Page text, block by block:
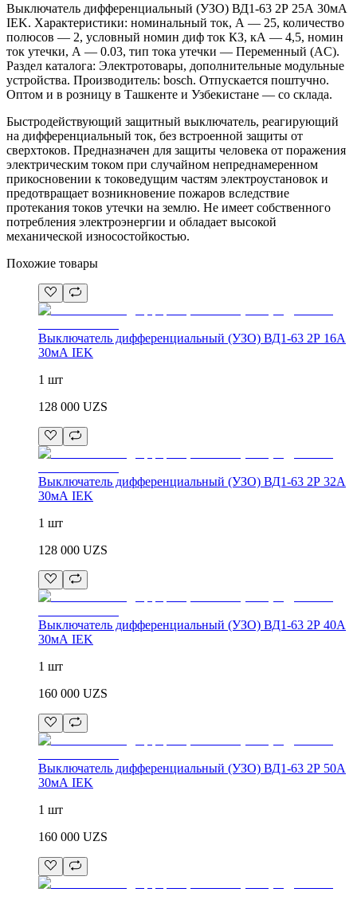
Выключатель дифференциальный (УЗО) ВД1-63 2Р 25А 30мА
IEK. Характеристики: номинальный ток, А — 25, количество
полюсов — 2, условный номин диф ток КЗ, кА — 4,5, номин
ток утечки, А — 0.03, тип тока утечки — Переменный (AC).
Раздел каталога: Электротовары, дополнительные модульные
устройства. Производитель: bosch. Отпускается поштучно.
Оптом и в розницу в Ташкенте и Узбекистане — со склада.
Быстродействующий защитный выключатель, реагирующий
на дифференциальный ток, без встроенной защиты от
сверхтоков. Предназначен для защиты человека от поражения
электрическим током при случайном непреднамеренном
прикосновении к токоведущим частям электроустановок и
предотвращает возникновение пожаров вследствие
протекания токов утечки на землю. Не имеет собственного
потребления электроэнергии и обладает высокой
механической износостойкостью.
Похожие товары
Выключатель дифференциальный (УЗО) ВД1-63 2Р 16А
30мА IEK
1 шт
128 000 UZS
Выключатель дифференциальный (УЗО) ВД1-63 2Р 32А
30мА IEK
1 шт
128 000 UZS
Выключатель дифференциальный (УЗО) ВД1-63 2Р 40А
30мА IEK
1 шт
160 000 UZS
Выключатель дифференциальный (УЗО) ВД1-63 2Р 50А
30мА IEK
1 шт
160 000 UZS